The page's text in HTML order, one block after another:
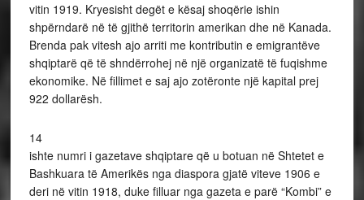
vitin 1919. Kryesisht degët e kësaj shoqërie ishin
shpërndarë në të gjithë territorin amerikan dhe në Kanada.
Brenda pak vitesh ajo arriti me kontributin e emigrantëve
shqiptarë që të shndërrohej në një organizatë të fuqishme
ekonomike. Në fillimet e saj ajo zotëronte një kapital prej
922 dollarësh.
14
ishte numri i gazetave shqiptare që u botuan në Shtetet e
Bashkuara të Amerikës nga diaspora gjatë viteve 1906 e
deri në vitin 1918, duke filluar nga gazeta e parë “Kombi” e